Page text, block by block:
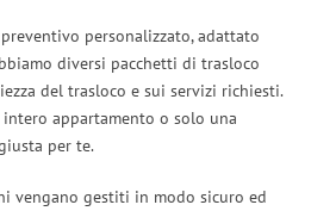
personalizzato, adattato
diversi pacchetti di trasloco
del trasloco e sui servizi richiesti.
appartamento o solo una
per te.
vengano gestiti in modo sicuro ed